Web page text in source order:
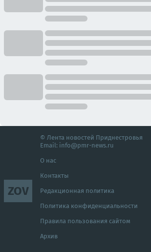
ZOV
© Лента новостей Приднестровья
Email: info@pmr-news.ru
О нас
Контакты
Редакционная политика
Политика конфиденциальности
Правила пользования сайтом
Архив